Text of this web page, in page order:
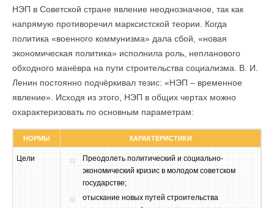
НЭП в Советской стране явление неоднозначное, так как
напрямую противоречил марксистской теории. Когда
политика «военного коммунизма» дала сбой, «новая
экономическая политика» исполнила роль, непланового
обходного манёвра на пути строительства социализма. В. И.
Ленин постоянно подчёркивал тезис: «НЭП – временное
явление». Исходя из этого, НЭП в общих чертах можно
охарактеризовать по основным параметрам:
НОРМЫ ХАРАКТЕРИСТИКИ
Цели
Преодолеть политический и социально-
экономический кризис в молодом советском
государстве;
отыскание новых путей строительства